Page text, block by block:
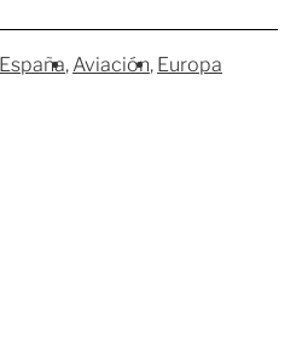
España Aviación Europa